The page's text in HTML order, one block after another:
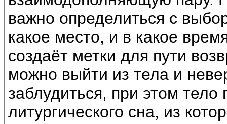
важно определиться с
какое место, и в какое
создаёт метки для пути
можно выйти из тела и
заблудиться, при этом тело
литургического сна, из